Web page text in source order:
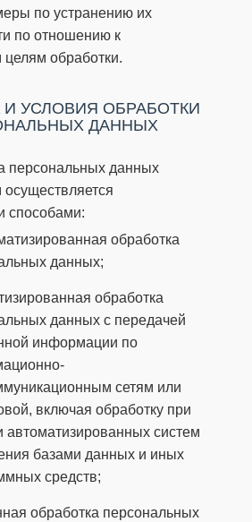
по устранению их
по отношению к
обработки.
И УСЛОВИЯ ОБРАБОТКИ
ДАННЫХ
персональных данных
способами:
обработка
данных;
обработка
данных с передачей
информации по
сетям или
включая обработку при
систем
базами данных и иных
средств;
обработка персональных